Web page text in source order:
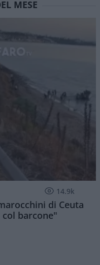
MESE
14.9k
di Ceuta
barcone"